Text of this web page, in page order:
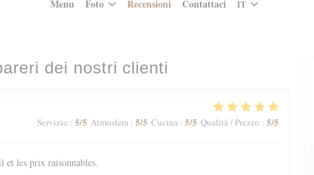
Menu Foto Recensioni Contattaci IT
dei nostri clienti
Servizio : 5/5 Atmosfera: 5/5 Cucina: 5/5 Qualità / Prezzo : 5/5
et les prix raisonnables.